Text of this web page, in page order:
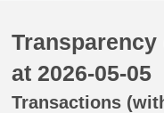
Transparency
at 2026-05-05
Transactions